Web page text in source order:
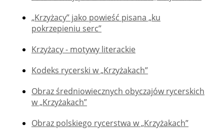
„Krzyżacy” jako powieść pisana „ku
pokrzepieniu serc”
Krzyżacy - motywy literackie
Kodeks rycerski w „Krzyżakach”
Obraz średniowiecznych obyczajów rycerskich
w „Krzyżakach”
Obraz polskiego rycerstwa w „Krzyżakach”